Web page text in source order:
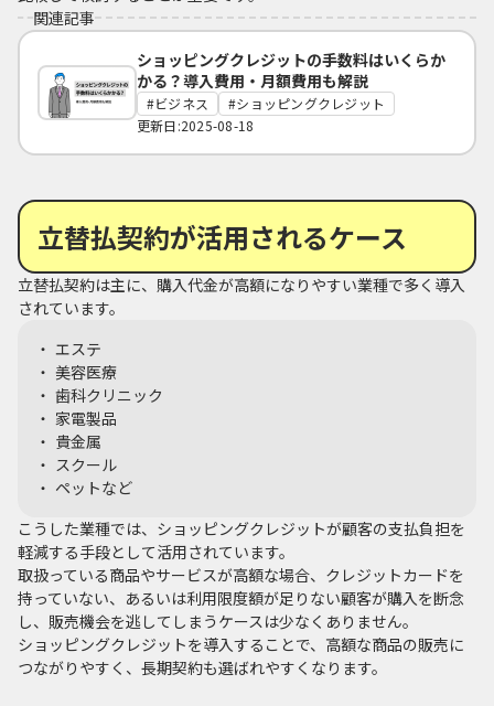
関連記事
ショッピングクレジットの手数料はいくらか
かる？導入費用・月額費用も解説
ビジネス
ショッピングクレジット
更新日:2025-08-18
立替払契約が活用されるケース
立替払契約は主に、購入代金が高額になりやすい業種で多く導入
されています。
エステ
美容医療
歯科クリニック
家電製品
貴金属
スクール
ペットなど
こうした業種では、ショッピングクレジットが顧客の支払負担を
軽減する手段として活用されています。
取扱っている商品やサービスが高額な場合、クレジットカードを
持っていない、あるいは利用限度額が足りない顧客が購入を断念
し、販売機会を逃してしまうケースは少なくありません。
ショッピングクレジットを導入することで、高額な商品の販売に
つながりやすく、長期契約も選ばれやすくなります。